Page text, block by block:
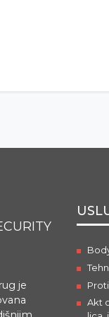
je
Akt